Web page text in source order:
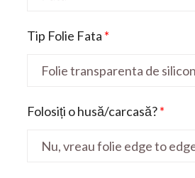
Tip Folie Fata *
Folosiți o husă/carcasă?*